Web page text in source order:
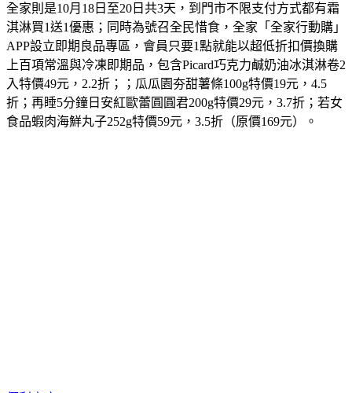
全家則是10月18日至20日共3天，到門市不限支付方式都有霜
淇淋買1送1優惠；同時為號召全民惜食，全家「全家行動購」
APP設立即期良品專區，會員只要1點就能以超低折扣價換購
上百項常溫與冷凍即期品，包含Picard巧克力鹹奶油冰淇淋卷2
入特價49元，2.2折；；瓜瓜園夯甜薯條100g特價19元，4.5
折；再睡5分鐘日安紅歐蕾圓圓君200g特價29元，3.7折；若女